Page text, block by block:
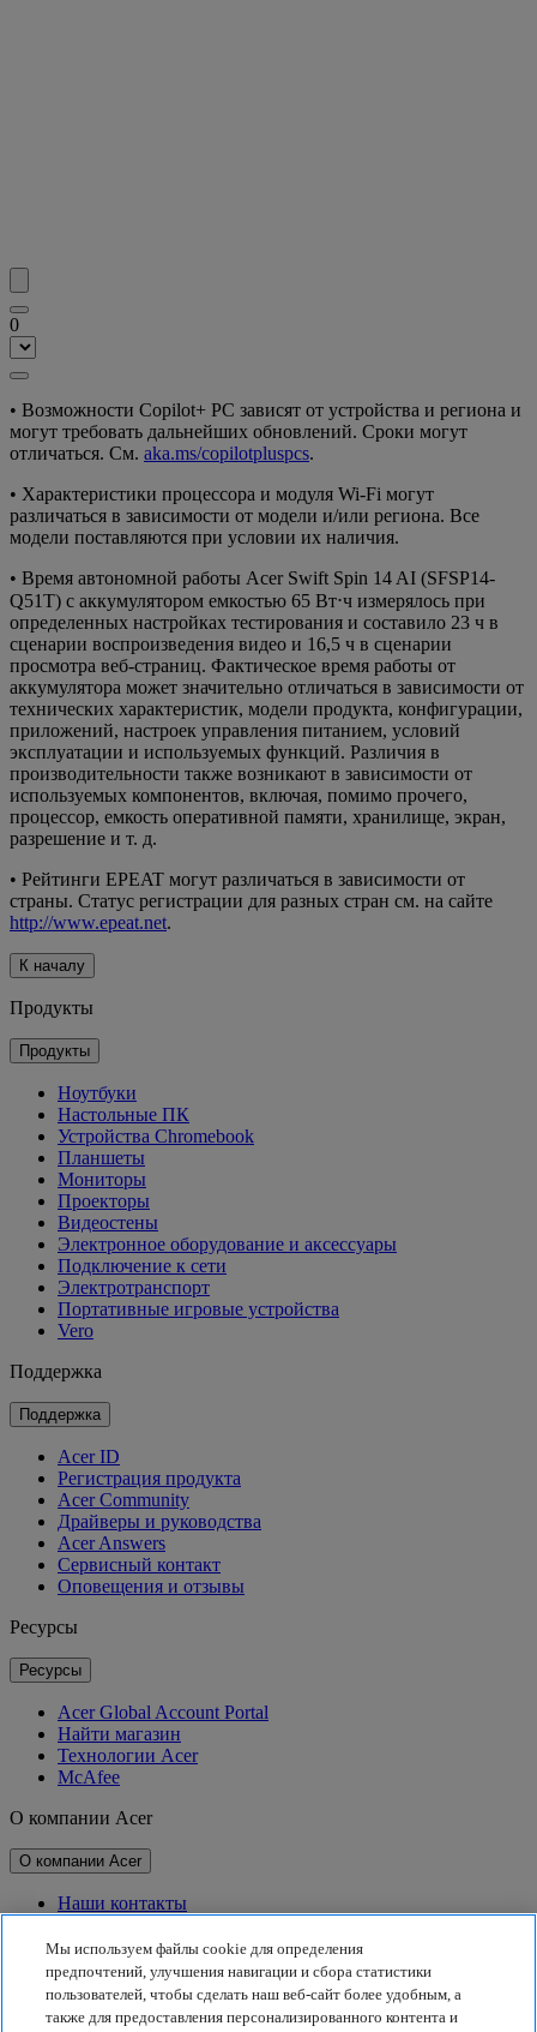
0
• Возможности Copilot+ PC зависят от устройства и региона и
могут требовать дальнейших обновлений. Сроки могут
отличаться. См. aka.ms/copilotpluspcs.
• Характеристики процессора и модуля Wi-Fi могут
различаться в зависимости от модели и/или региона. Все
модели поставляются при условии их наличия.
• Время автономной работы Acer Swift Spin 14 AI (SFSP14-
Q51T) с аккумулятором емкостью 65 Вт⋅ч измерялось при
определенных настройках тестирования и составило 23 ч в
сценарии воспроизведения видео и 16,5 ч в сценарии
просмотра веб-страниц. Фактическое время работы от
аккумулятора может значительно отличаться в зависимости от
технических характеристик, модели продукта, конфигурации,
приложений, настроек управления питанием, условий
эксплуатации и используемых функций. Различия в
производительности также возникают в зависимости от
используемых компонентов, включая, помимо прочего,
процессор, емкость оперативной памяти, хранилище, экран,
разрешение и т. д.
• Рейтинги EPEAT могут различаться в зависимости от
страны. Статус регистрации для разных стран см. на сайте
http://www.epeat.net.
К началу
Продукты
Продукты
Ноутбуки
Настольные ПК
Устройства Chromebook
Планшеты
Мониторы
Проекторы
Видеостены
Электронное оборудование и аксессуары
Подключение к сети
Электротранспорт
Портативные игровые устройства
Vero
Поддержка
Поддержка
Acer ID
Регистрация продукта
Acer Community
Драйверы и руководства
Acer Answers
Сервисный контакт
Оповещения и отзывы
Ресурсы
Ресурсы
Acer Global Account Portal
Найти магазин
Технологии Acer
McAfee
О компании Acer
О компании Acer
Наши контакты
Для прессы
Награды
Мероприятия
Мы используем файлы cookie для определения
предпочтений, улучшения навигации и сбора статистики
пользователей, чтобы сделать наш веб-сайт более удобным, а
также для предоставления персонализированного контента и